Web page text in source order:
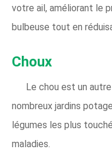
votre ail, améliorant le
bulbeuse tout en
Choux
Le chou est un
nombreux jardins
légumes les plus
maladies.